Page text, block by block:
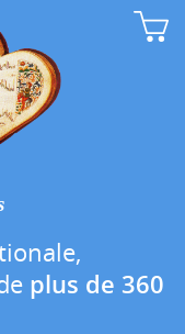
plus de 360